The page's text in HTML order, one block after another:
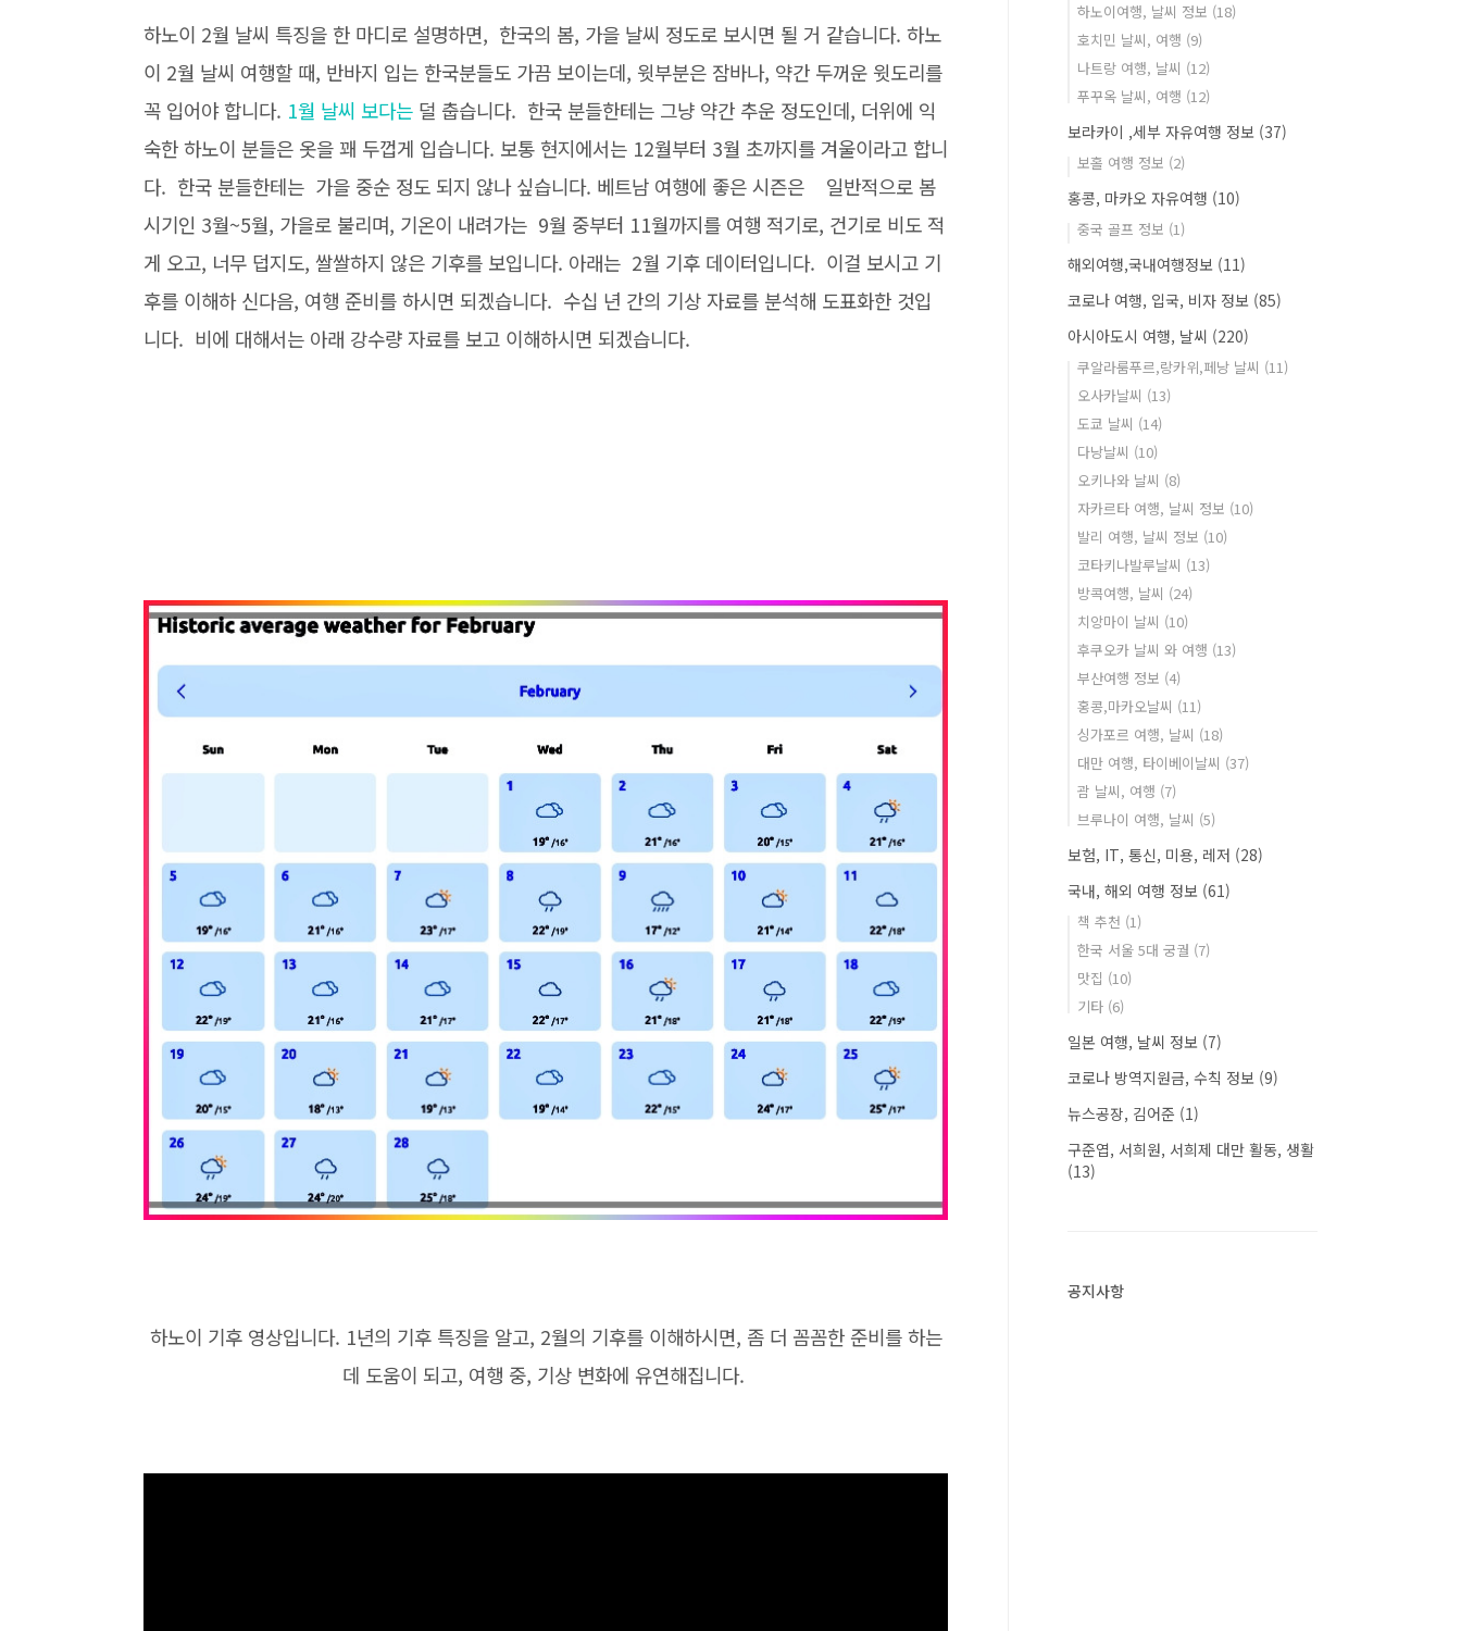
하노이 2월 날씨 특징을 한 마디로 설명하면, 한국의 봄, 가을 날씨 정도로 보시면 될 거 같습니다. 하노
이 2월 날씨 여행할 때, 반바지 입는 한국분들도 가끔 보이는데, 윗부분은 잠바나, 약간 두꺼운 윗도리를
꼭 입어야 합니다. 1월 날씨 보다는 덜 춥습니다. 한국 분들한테는 그냥 약간 추운 정도인데, 더위에 익
숙한 하노이 분들은 옷을 꽤 두껍게 입습니다. 보통 현지에서는 12월부터 3월 초까지를 겨울이라고 합니
다. 한국 분들한테는 가을 중순 정도 되지 않나 싶습니다. 베트남 여행에 좋은 시즌은 일반적으로 봄
시기인 3월~5월, 가을로 불리며, 기온이 내려가는 9월 중부터 11월까지를 여행 적기로, 건기로 비도 적
게 오고, 너무 덥지도, 쌀쌀하지 않은 기후를 보입니다. 아래는 2월 기후 데이터입니다. 이걸 보시고 기
후를 이해하 신다음, 여행 준비를 하시면 되겠습니다. 수십 년 간의 기상 자료를 분석해 도표화한 것입
니다. 비에 대해서는 아래 강수량 자료를 보고 이해하시면 되겠습니다.
하노이 기후 영상입니다. 1년의 기후 특징을 알고, 2월의 기후를 이해하시면, 좀 더 꼼꼼한 준비를 하는
데 도움이 되고, 여행 중, 기상 변화에 유연해집니다.
하노이여행, 날씨 정보 (18)
호치민 날씨, 여행 (9)
나트랑 여행, 날씨 (12)
푸꾸옥 날씨, 여행 (12)
보라카이 ,세부 자유여행 정보 (37)
보홀 여행 정보 (2)
홍콩, 마카오 자유여행 (10)
중국 골프 정보 (1)
해외여행,국내여행정보 (11)
코로나 여행, 입국, 비자 정보 (85)
아시아도시 여행, 날씨 (220)
쿠알라룸푸르,랑카위,페낭 날씨 (11)
오사카날씨 (13)
도쿄 날씨 (14)
다낭날씨 (10)
오키나와 날씨 (8)
자카르타 여행, 날씨 정보 (10)
발리 여행, 날씨 정보 (10)
코타키나발루날씨 (13)
방콕여행, 날씨 (24)
치앙마이 날씨 (10)
후쿠오카 날씨 와 여행 (13)
부산여행 정보 (4)
홍콩,마카오날씨 (11)
싱가포르 여행, 날씨 (18)
대만 여행, 타이베이날씨 (37)
괌 날씨, 여행 (7)
브루나이 여행, 날씨 (5)
보험, IT, 통신, 미용, 레저 (28)
국내, 해외 여행 정보 (61)
책 추천 (1)
한국 서울 5대 궁궐 (7)
맛집 (10)
기타 (6)
일본 여행, 날씨 정보 (7)
코로나 방역지원금, 수칙 정보 (9)
뉴스공장, 김어준 (1)
구준엽, 서희원, 서희제 대만 활동, 생활
(13)
공지사항